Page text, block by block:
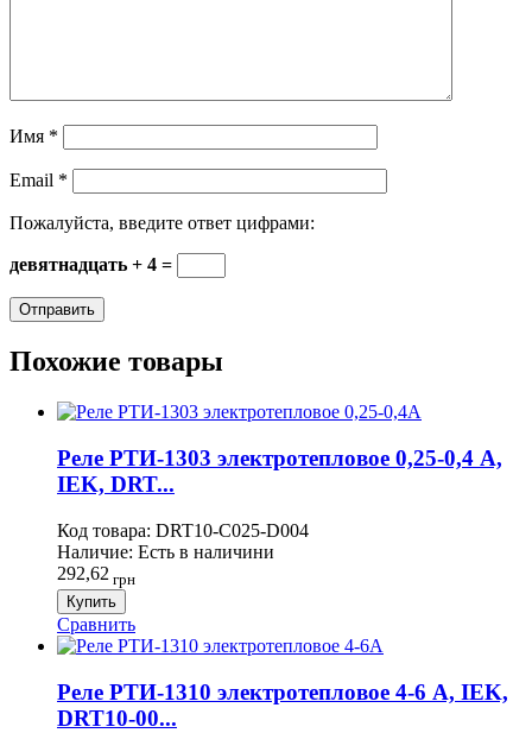
Имя *
Email *
Пожалуйста, введите ответ цифрами:
девятнадцать + 4 =
Похожие товары
Реле РТИ-1303 электротепловое 0,25-0,4 А,
IEK, DRT...
Код товара: DRT10-C025-D004
Наличие: Есть в наличини
292,62 грн
Купить
Сравнить
Реле РТИ-1310 электротепловое 4-6 А, IEK,
DRT10-00...